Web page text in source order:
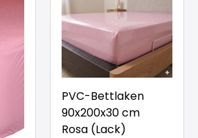
PVC-Bettlaken
90x200x30 cm
Rosa (Lack)